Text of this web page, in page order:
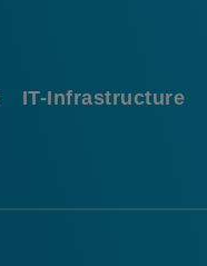
IT-Infrastructure